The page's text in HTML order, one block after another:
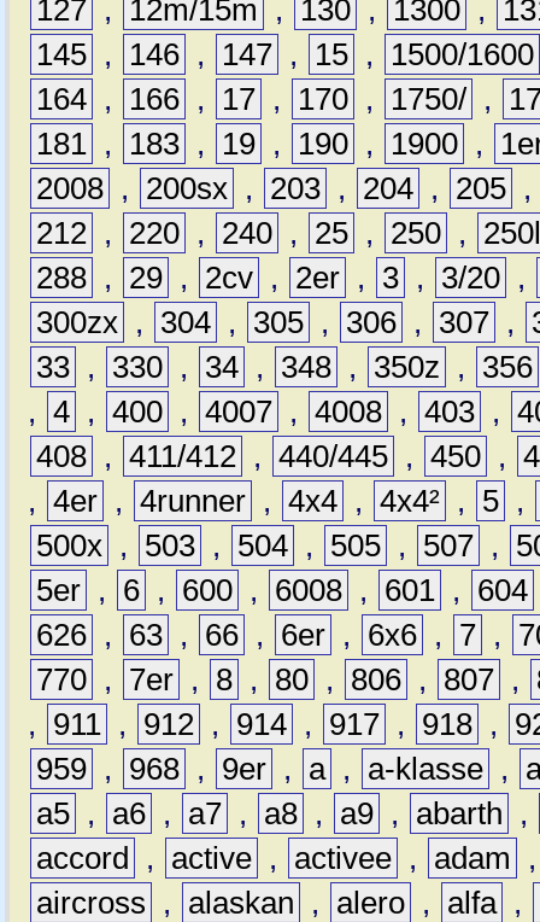
127 , 12m/15m , 130 , 1300 ,
145 , 146 , 147 , 15 ,
1500/1600
164 , 166 , 17 , 170 , 1750/ ,
181 , 183 , 19 , 190 , 1900 ,
2008 , 200sx , 203 , 204 , 205 ,
212 , 220 , 240 , 25 , 250 ,
288 , 29 , 2cv , 2er , 3 , 3/20 ,
300zx , 304 , 305 , 306 , 307 ,
33 , 330 , 34 , 348 , 350z ,
356
, 4 , 400 , 4007 , 4008 , 403 ,
408 , 411/412 , 440/445 , 450 ,
, 4er , 4runner , 4x4 , 4x4² , 5 ,
500x , 503 , 504 , 505 , 507 ,
5er , 6 , 600 , 6008 , 601 , 604
626 , 63 , 66 , 6er , 6x6 , 7 ,
770 , 7er , 8 , 80 , 806 , 807 ,
,
911 , 912 , 914 , 917 , 918 ,
959 , 968 , 9er , a , a-klasse ,
a5 , a6 , a7 , a8 , a9 , abarth
,
accord
, active , activee , adam
aircross
, alaskan , alero , alfa ,